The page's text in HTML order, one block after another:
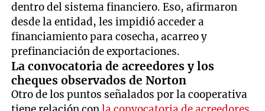
dentro del sistema financiero. Eso, afirmaron
desde la entidad, les impidió acceder a
financiamiento para cosecha, acarreo y
prefinanciación de exportaciones.
La convocatoria de acreedores y los
cheques observados de Norton
Otro de los puntos señalados por la cooperativa